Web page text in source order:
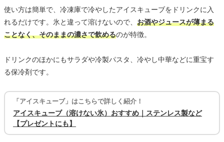
使い方は簡単で、冷凍庫で冷やしたアイスキューブをドリンクに入
れるだけです。氷と違って溶けないので、 お酒やジュースが薄まる
ことなく、そのままの濃さで飲めるのが特徴。
ドリンクのほかにもサラダや冷製パスタ、冷やし中華などに重宝す
る保冷剤です。
「アイスキューブ」はこちらで詳しく紹介！
アイスキューブ（溶けない氷）おすすめ｜ステンレス製など
【プレゼントにも】